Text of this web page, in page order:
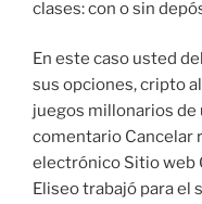
clases: con o sin
En este caso usted
sus opciones, cripto
juegos millonarios de
comentario Cancelar
electrónico Sitio web
Eliseo trabajó para el